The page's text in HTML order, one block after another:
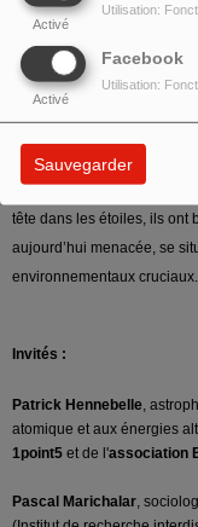
Activé
Utilisation:
Facebook
Activé
Utilisation:
Sauvegarder
On pourrait penser que
étoiles, détourne notre
tête dans les étoiles, ils ont
aujourd’hui menacée, se
environnementaux cruciaux.
Invités :
Patrick Hennebelle,
atomique et aux énergies
1point5 et de l'association
Pascal Marichalar,